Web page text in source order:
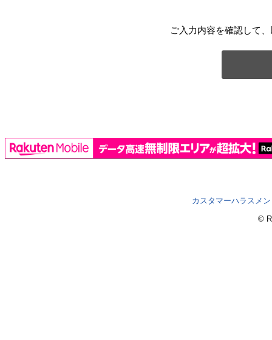
ご入力内容を確認して
カスタマーハラスメ
©